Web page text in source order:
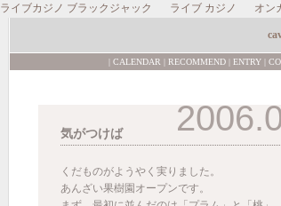
ライブカジノ ブラックジャック ライブ カジノ オン
| CALENDAR | RECOMMEND| ENTRY|
気がつけば
くだものがようやく実りました。
あんざい果樹園オープンです。